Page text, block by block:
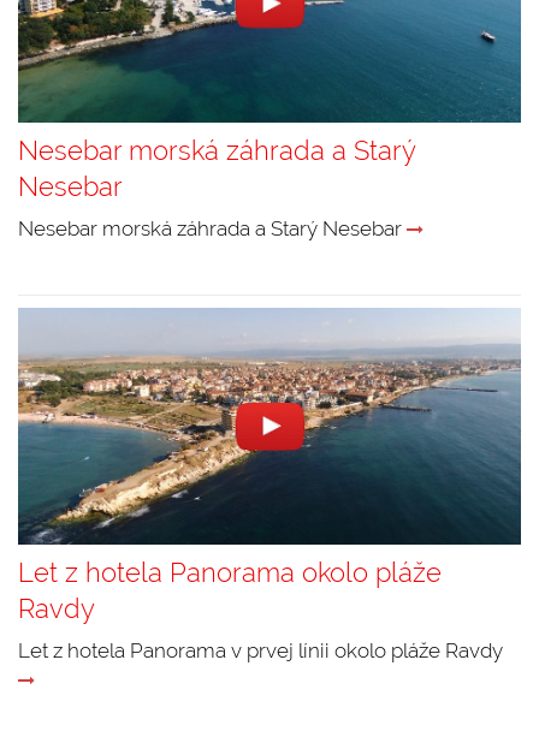
Nesebar morská záhrada a Starý
Nesebar
Nesebar morská záhrada a Starý Nesebar
Let z hotela Panorama okolo pláže
Ravdy
Let z hotela Panorama v prvej línii okolo pláže Ravdy